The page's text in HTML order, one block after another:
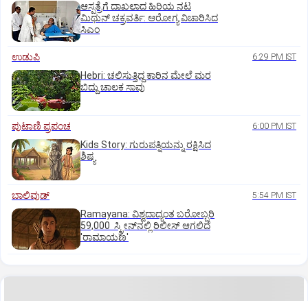
ಆಸ್ಪತ್ರೆಗೆ ದಾಖಲಾದ ಹಿರಿಯ ನಟ
ಮಿಥುನ್ ಚಕ್ರವರ್ತಿ: ಆರೋಗ್ಯ ವಿಚಾರಿಸಿದ
ಸಿಎಂ
ಉಡುಪಿ 6:29 PM IST
Hebri: ಚಲಿಸುತ್ತಿದ್ದ ಕಾರಿನ ಮೇಲೆ ಮರ
ಬಿದ್ದು ಚಾಲಕ ಸಾವು
ಪುಟಾಣಿ ಪ್ರಪಂಚ 6:00 PM IST
Kids Story: ಗುರುಪತ್ನಿಯನ್ನು ರಕ್ಷಿಸಿದ
ಶಿಷ್ಯ
ಬಾಲಿವುಡ್‌ 5:54 PM IST
Ramayana: ವಿಶ್ವದಾದ್ಯಂತ ಬರೋಬ್ಬರಿ
59,000 ಸ್ಕ್ರೀನ್‌ನಲ್ಲಿ ರಿಲೀಸ್‌ ಆಗಲಿದೆ
'ರಾಮಾಯಣ'